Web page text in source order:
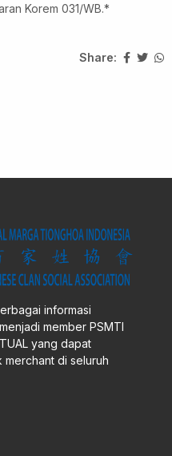
Korem 031/WB.*
Share:
informasi
member PSMTI
yang dapat
di seluruh